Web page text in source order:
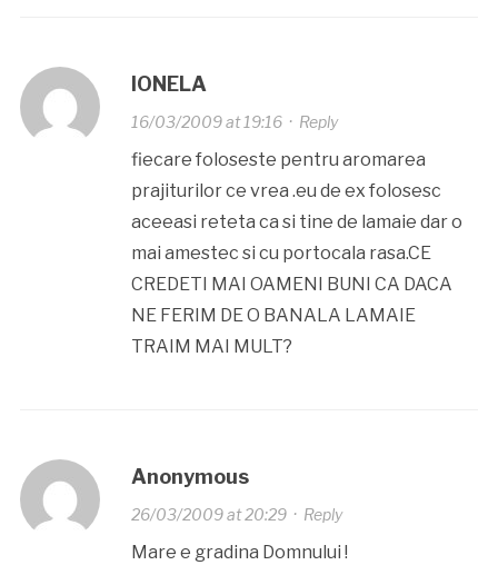
IONELA
16/03/2009 at 19:16· Reply
fiecare foloseste pentru aromarea
prajiturilor ce vrea .eu de ex folosesc
aceeasi reteta ca si tine de lamaie dar o
mai amestec si cu portocala rasa.CE
CREDETI MAI OAMENI BUNI CA DACA
NE FERIM DE O BANALA LAMAIE
TRAIM MAI MULT?
Anonymous
26/03/2009 at 20:29· Reply
Mare e gradina Domnului !